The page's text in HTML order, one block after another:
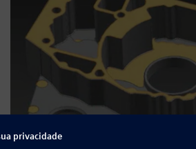
Resource - Vídeo